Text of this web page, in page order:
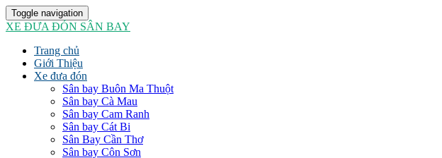
Toggle navigation
XE ĐƯA ĐÓN SÂN BAY
Trang chủ
Giới Thiệu
Xe đưa đón
Sân bay Buôn Ma Thuột
Sân bay Cà Mau
Sân bay Cam Ranh
Sân bay Cát Bi
Sân Bay Cần Thơ
Sân bay Côn Sơn